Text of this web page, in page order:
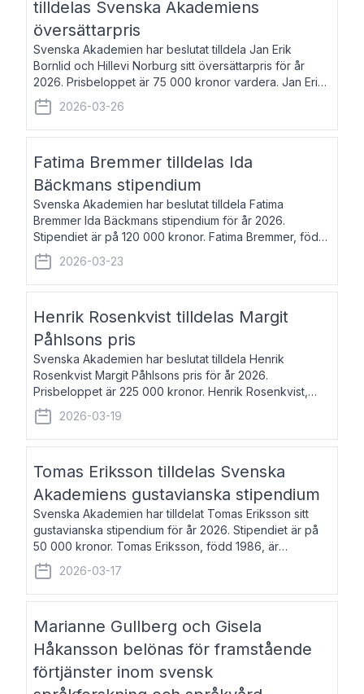
tilldelas Svenska Akademiens
översättarpris
Svenska Akademien har beslutat tilldela Jan Erik
Bornlid och Hillevi Norburg sitt översättarpris för år
2026. Prisbeloppet är 75 000 kronor vardera. Jan Erik
Bornlid, född 1947, är översättare från tyska. Han är
främst känd för sina översät
2026-03-26
Fatima Bremmer tilldelas Ida
Bäckmans stipendium
Svenska Akademien har beslutat tilldela Fatima
Bremmer Ida Bäckmans stipendium för år 2026.
Stipendiet är på 120 000 kronor. Fatima Bremmer, född
1977, är journalist och författare. Hon utkom i fjol med
boken Ligan. Klarakvarterens blodsyst
2026-03-23
Henrik Rosenkvist tilldelas Margit
Påhlsons pris
Svenska Akademien har beslutat tilldela Henrik
Rosenkvist Margit Påhlsons pris för år 2026.
Prisbeloppet är 225 000 kronor. Henrik Rosenkvist,
född 1965, är professor i nordiska språk vid Göteborgs
universitet. Han disputerade 2004 på avhan
2026-03-19
Tomas Eriksson tilldelas Svenska
Akademiens gustavianska stipendium
Svenska Akademien har tilldelat Tomas Eriksson sitt
gustavianska stipendium för år 2026. Stipendiet är på
50 000 kronor. Tomas Eriksson, född 1986, är
projektledare inom marknadsföring och författare och
utkom i fjol med boken Syndabocken.
2026-03-17
Marianne Gullberg och Gisela
Håkansson belönas för framstående
förtjänster inom svensk